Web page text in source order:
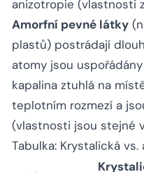
anizotropie (vlastnosti
Amorfní pevné látky
plastů) postrádají
atomy jsou
kapalina ztuhlá na
teplotním rozmezí a
(vlastnosti jsou stejné
Tabulka: Krystalická